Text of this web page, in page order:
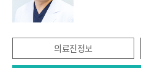
의료진정보